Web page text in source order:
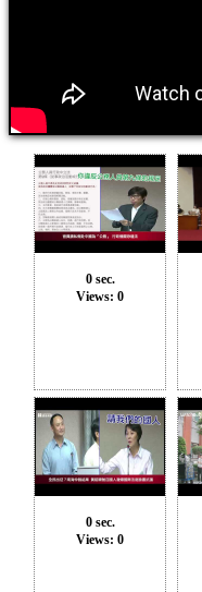
0 sec.
Views: 0
0 sec.
Views: 0